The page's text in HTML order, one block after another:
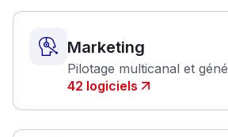
Marketing
Pilotage multicanal et
42 logiciels